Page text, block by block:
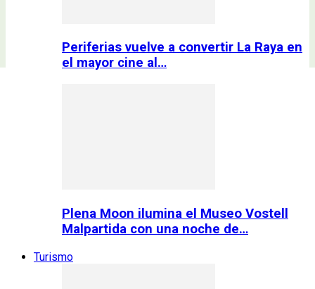
Periferias vuelve a convertir La Raya en
el mayor cine al…
Plena Moon ilumina el Museo Vostell
Malpartida con una noche de…
Turismo